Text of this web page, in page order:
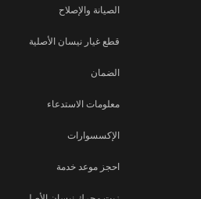
الصيانة والإصلاح
قطع غيار نيسان الأصلية
الضمان
معلومات الاستدعاء
الإكسسوارات
احجز موعد خدمة